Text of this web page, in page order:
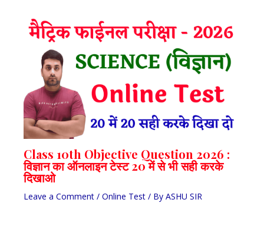
Class 10th Objective Question 2026 :
विज्ञान का ऑनलाइन टेस्ट 20 में से भी सही करके
दिखाओ
Leave a Comment / Online Test / By ASHU SIR